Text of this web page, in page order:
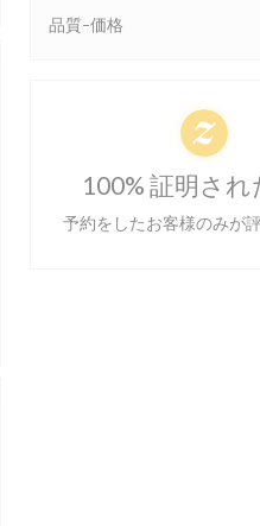
品質-価格
100% 証明され
予約をしたお客様のみが